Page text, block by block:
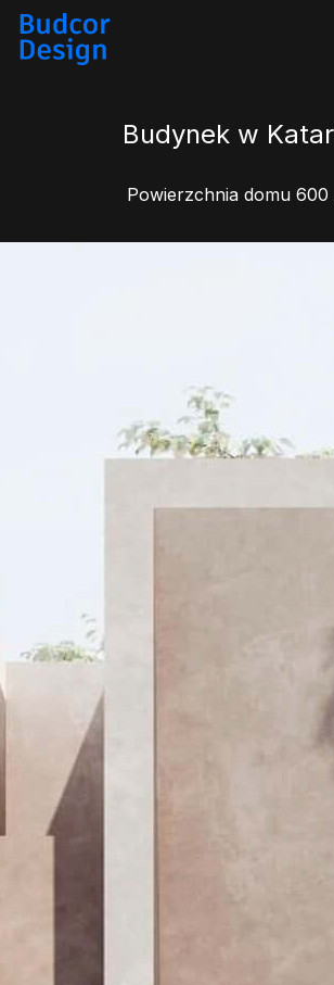
Budynek w
Powierzchnia domu 600